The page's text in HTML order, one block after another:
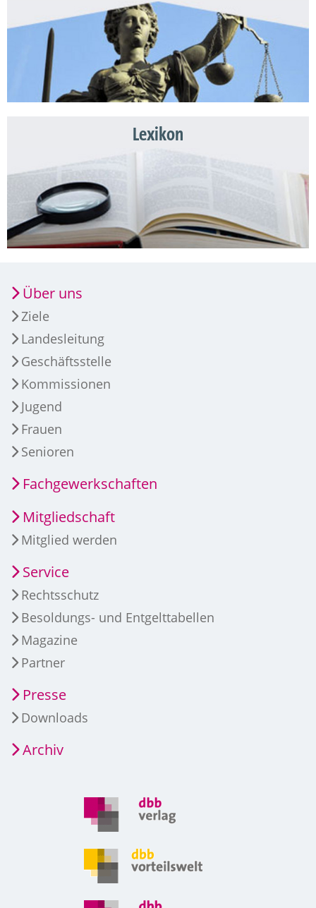
Lexikon
Über uns
Ziele
Landesleitung
Geschäftsstelle
Kommissionen
Jugend
Frauen
Senioren
Fachgewerkschaften
Mitgliedschaft
Mitglied werden
Service
Rechtsschutz
Besoldungs- und Entgelttabellen
Magazine
Partner
Presse
Downloads
Archiv